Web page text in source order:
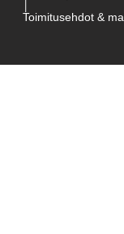
Toimitusehdot &